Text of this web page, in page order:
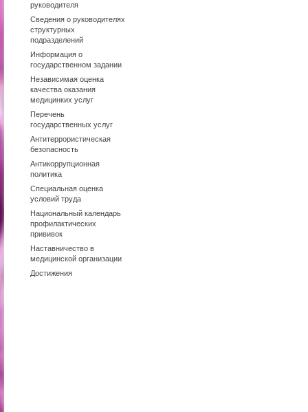
руководителя
Сведения о руководителях
структурных
подразделений
Информация о
государственном задании
Независимая оценка
качества оказания
медицинких услуг
Перечень
государственных услуг
Антитеррористическая
безопасность
Антикоррупционная
политика
Специальная оценка
условий труда
Национальный календарь
профилактических
прививок
Наставничество в
медицинской организации
Достижения